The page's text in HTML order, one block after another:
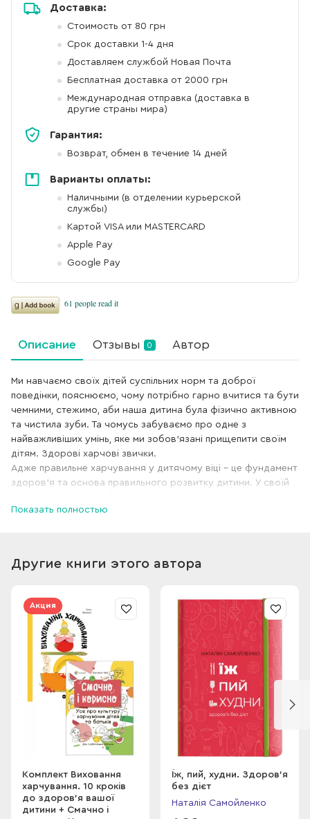
Доставка:
Стоимость от 80 грн
Срок доставки 1-4 дня
Доставляем службой Новая Почта
Бесплатная доставка от 2000 грн
Международная отправка (доставка в
другие страны мира)
Гарантия:
Возврат, обмен в течение 14 дней
Варианты оплаты:
Наличными (в отделении курьерской
службы)
Картой VISA или MASTERCARD
Apple Pay
Google Pay
Описание Отзывы 0 Автор
Ми навчаємо своїх дітей суспільних норм та доброї
поведінки, пояснюємо, чому потрібно гарно вчитися та бути
чемними, стежимо, аби наша дитина була фізично активною
та чистила зуби. Та чомусь забуваємо про одне з
найважливіших умінь, яке ми зобов'язані прищепити своїм
дітям. Здорові харчові звички.
Адже правильне харчування у дитячому віці – це фундамент
здоров'я та основа правильного розвитку дитини. У своїй
сфері дієтології та ендокринології з багаторічним стажем,
дитини. Ви навчитеся складати раціон та питний режим з
дитини.
Також зможете правильно застосувати знання на практиці:
організовувати дитячі свята,
планувати графік харчування та знаходити альтернативу
нездоровим продуктам.
Вам стануть у пригоді безліч підказок, рецептів, корисних
таблиць, списків закупок і навіть ігри, які ви зможете
запропонувати своїм дітям. Плекаймо здорове майбутнє!
Показать полностью
Другие книги этого автора
Акция
Комплект Виховання
харчування. 10 кроків
до здоров’я вашої
дитини + Смачно і
Їж, пий, худни. Здоров'я
без дієт
Наталія Самойленко